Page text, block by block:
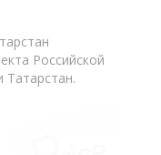
Российской
Татарстан.